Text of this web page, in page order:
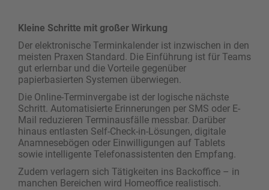
Kleine Schritte mit großer Wirkung
Der elektronische Terminkalender ist inzwischen in den
meisten Praxen Standard. Die Einführung ist für Teams
gut erlernbar und die Vorteile gegenüber
papierbasierten Systemen überwiegen.
Die Online-Terminvergabe ist der logische nächste
Schritt. Automatisierte Erinnerungen per SMS oder E-
Mail reduzieren Terminausfälle messbar. Darüber
hinaus entlasten Self-Check-in-Lösungen, digitale
Anamnesebögen oder Einwilligungen auf Tablets
sowie intelligente Telefonassistenten den Empfang.
Zudem verlagern sich Tätigkeiten ins Backoffice – in
manchen Bereichen wird Homeoffice realistisch.